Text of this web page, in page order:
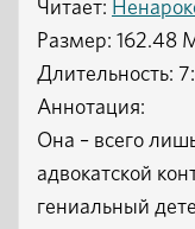
Читает:
Размер: 162.48
Длительность:
Аннотация:
Она – всего
адвокатской
гениальный